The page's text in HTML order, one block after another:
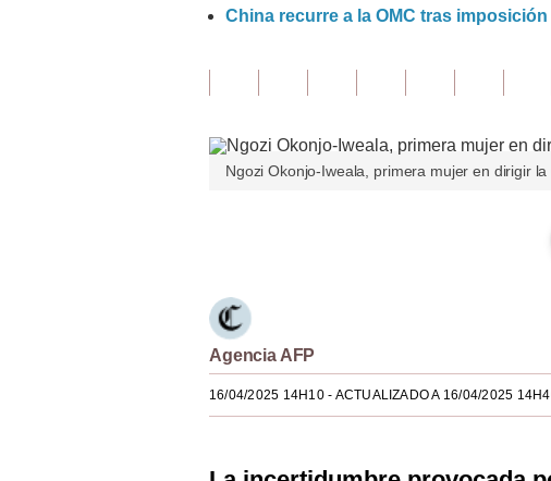
China recurre a la OMC tras
Ngozi Okonjo-Iweala, primera mujer en dirigir la
Agencia AFP
16/04/2025 14H10- ACTUALIZADO A 16/04/2025